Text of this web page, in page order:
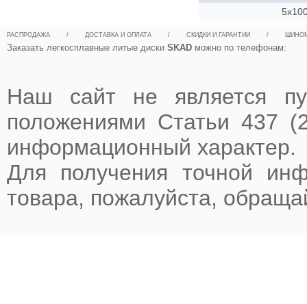
РАСПРОДАЖА / ДОСТАВКА И ОПЛАТА / СКИДКИ И ГАРАНТИИ /
Заказать легкосплавные литые диски SKAD можно по телефонам:
Наш сайт не является
положениями Статьи 437
информационный характер.
Для получения точной
товара, пожалуйста,